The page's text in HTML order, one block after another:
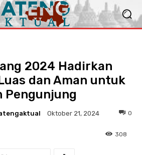
2024 Hadirkan
dan Aman untuk
Pengunjung
Oktober 21, 2024 0
308